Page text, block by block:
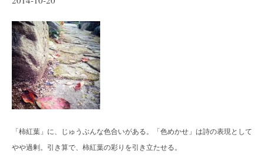
「柿紅葉」に、じゅうぶんな色合いがある。「色めかせ」は詩の表現として
やや過剰。引き算で、柿紅葉の彩りを引き立たせる。